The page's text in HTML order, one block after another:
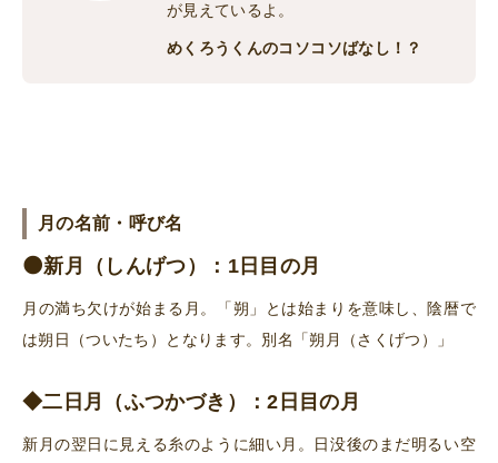
が見えているよ。
めくろうくんのコソコソばなし！？
月の名前・呼び名
🌑新月（しんげつ） ：1日目の月
月の満ち欠けが始まる月。「朔」とは始まりを意味し、陰暦で
は朔日（ついたち）となります。別名「朔月（さくげつ）」
◆二日月（ふつかづき） ：2日目の月
新月の翌日に見える糸のように細い月。日没後のまだ明るい空